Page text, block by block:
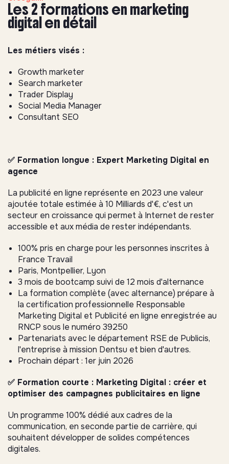
Les 2 formations en marketing
digital en détail
Les métiers visés :
Growth marketer
Search marketer
Trader Display
Social Media Manager
Consultant SEO
✅ Formation longue : Expert Marketing Digital en
agence
La publicité en ligne représente en 2023 une valeur
ajoutée totale estimée à 10 Milliards d'€, c'est un
secteur en croissance qui permet à Internet de rester
accessible et aux média de rester indépendants.
100% pris en charge pour les personnes inscrites à
France Travail
Paris, Montpellier, Lyon
3 mois de bootcamp suivi de 12 mois d'alternance
La formation complète (avec alternance) prépare à
la certification professionnelle Responsable
Marketing Digital et Publicité en ligne enregistrée au
RNCP sous le numéro 39250
Partenariats avec le département RSE de Publicis,
l'entreprise à mission Dentsu et bien d'autres.
Prochain départ : 1er juin 2026
✅ Formation courte : Marketing Digital : créer et
optimiser des campagnes publicitaires en ligne
Un programme 100% dédié aux cadres de la
communication, en seconde partie de carrière, qui
souhaitent développer de solides compétences
digitales.